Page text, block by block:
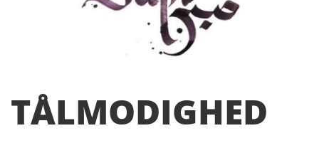
TÅLMODIGHED